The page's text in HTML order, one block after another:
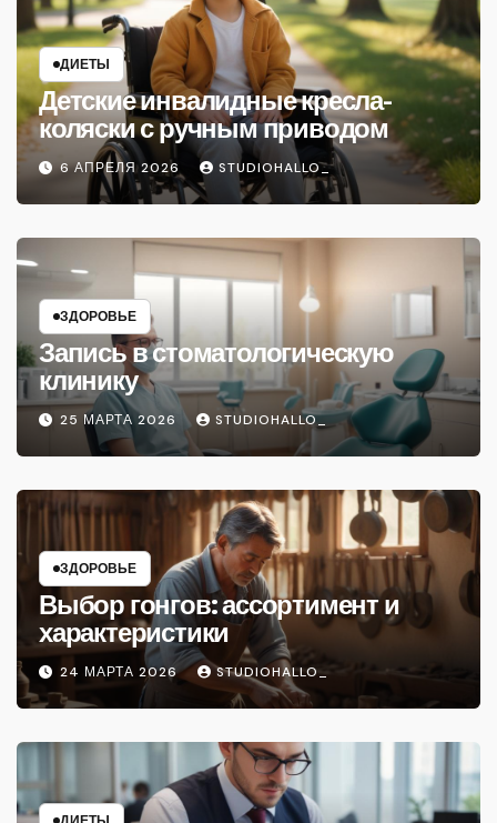
ДИЕТЫ
Детские инвалидные кресла-
коляски с ручным приводом
6 АПРЕЛЯ 2026 STUDIOHALLO_
ЗДОРОВЬЕ
Запись в стоматологическую
клинику
25 МАРТА 2026 STUDIOHALLO_
ЗДОРОВЬЕ
Выбор гонгов: ассортимент и
характеристики
24 МАРТА 2026 STUDIOHALLO_